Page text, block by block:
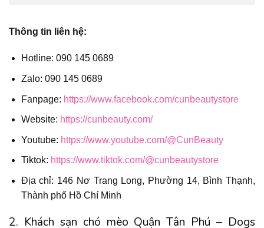
Thông tin liên hệ:
Hotline: 090 145 0689
Zalo: 090 145 0689
Fanpage: https://www.facebook.com/cunbeautystore
Website: https://cunbeauty.com/
Youtube: https://www.youtube.com/@CunBeauty
Tiktok: https://www.tiktok.com/@cunbeautystore
Địa chỉ: 146 Nơ Trang Long, Phường 14, Bình Thạnh,
Thành phố Hồ Chí Minh
2. Khách sạn chó mèo Quận Tân Phú – Dogs